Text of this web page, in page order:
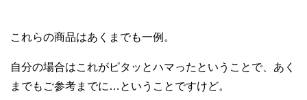
これらの商品はあくまでも一例。
自分の場合はこれがピタッとハマったということで、あく
までもご参考までに…ということですけど。